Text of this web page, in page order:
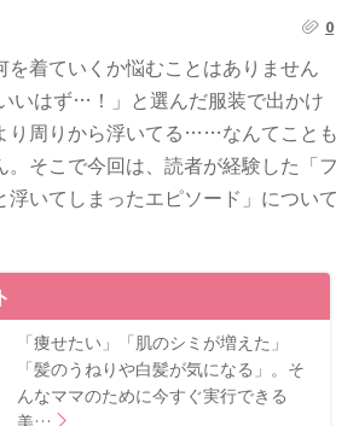
0
を着ていくか悩むことはありません
いはず…！」と選んだ服装で出かけ
り周りから浮いてる……なんてことも
。そこで今回は、読者が経験した「フ
浮いてしまったエピソード」について
「痩せたい」「肌のシミが増えた」
「髪のうねりや白髪が気になる」。そ
んなママのために今すぐ実行できる